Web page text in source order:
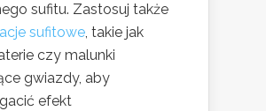
sufitu. Zastosuj także
sufitowe, takie jak
czy malunki
gwiazdy, aby
efekt